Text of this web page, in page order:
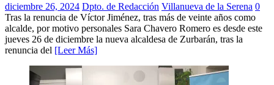
diciembre 26, 2024 Dpto. de Redacción Villanueva de la Serena 0
Tras la renuncia de Víctor Jiménez, tras más de veinte años como
alcalde, por motivo personales Sara Chavero Romero es desde este
jueves 26 de diciembre la nueva alcaldesa de Zurbarán, tras la
renuncia del [Leer Más]